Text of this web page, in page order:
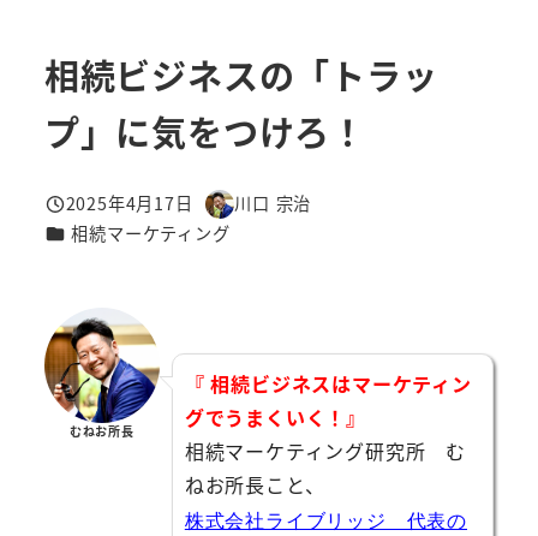
相続ビジネスの「トラッ
プ」に気をつけろ！
投稿日
2025年4月17日
著
者
川口 宗治
カテゴリー
相続マーケティング
むねお所長
『 相続ビジネスはマーケティン
グでうまくいく！』
相続マーケティング研究所 む
ねお所長こと、
株式会社ライブリッジ 代表の